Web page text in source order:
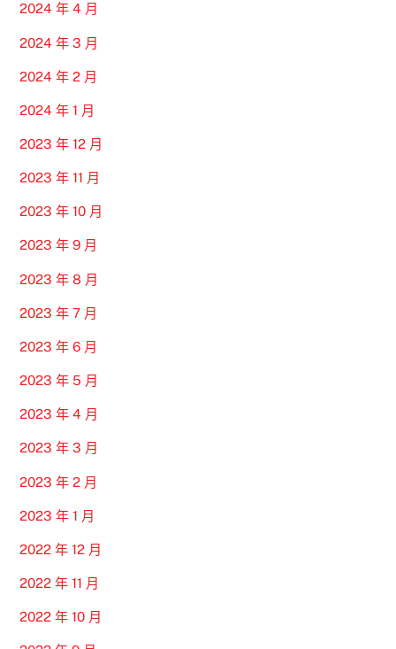
2024 年 4 月
2024 年 3 月
2024 年 2 月
2024 年 1 月
2023 年 12 月
2023 年 11 月
2023 年 10 月
2023 年 9 月
2023 年 8 月
2023 年 7 月
2023 年 6 月
2023 年 5 月
2023 年 4 月
2023 年 3 月
2023 年 2 月
2023 年 1 月
2022 年 12 月
2022 年 11 月
2022 年 10 月